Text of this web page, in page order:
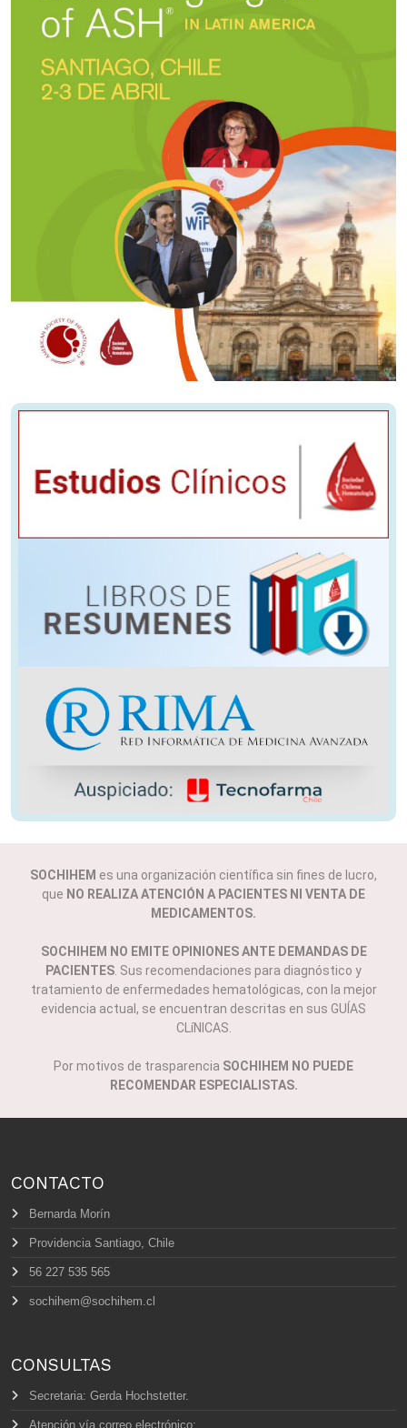
SOCHIHEM es una organización científica sin fines de lucro,
que NO REALIZA ATENCIÓN A PACIENTES NI VENTA DE
MEDICAMENTOS.
SOCHIHEM NO EMITE OPINIONES ANTE DEMANDAS DE
PACIENTES . Sus recomendaciones para diagnóstico y
tratamiento de enfermedades hematológicas, con la mejor
evidencia actual, se encuentran descritas en sus GUÍAS
CLíNICAS.
Por motivos de trasparencia SOCHIHEM NO PUEDE
RECOMENDAR ESPECIALISTAS.
CONTACTO
Bernarda Morín
Providencia Santiago, Chile
56 227 535 565
sochihem@sochihem.cl
CONSULTAS
Secretaria: Gerda Hochstetter.
Atención vía correo electrónico: